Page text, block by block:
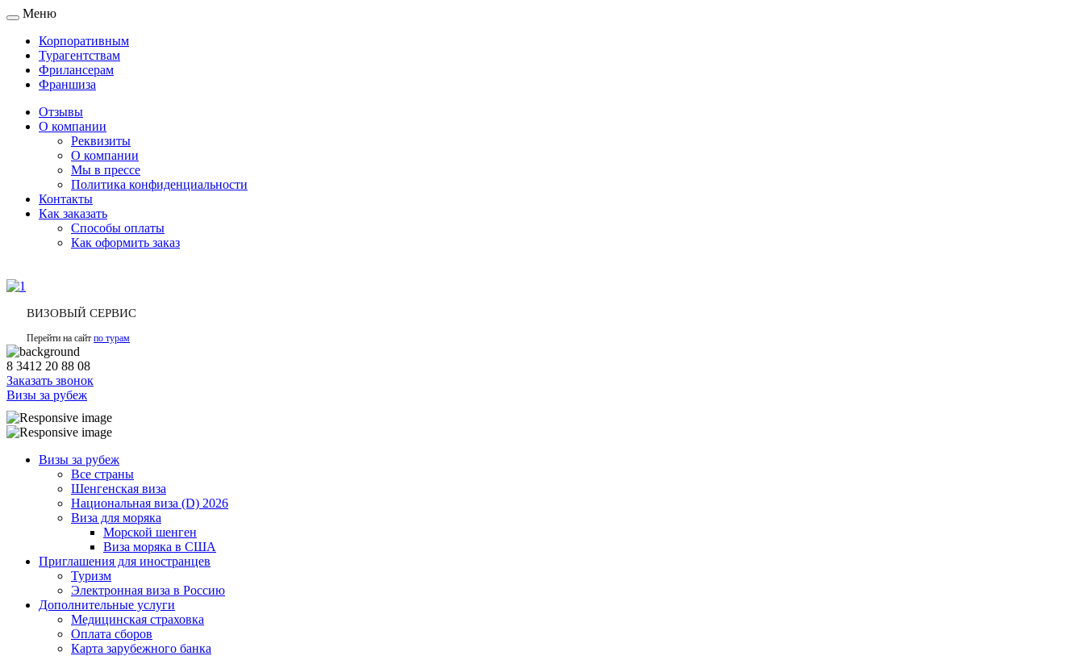
Toggle
navigation
Меню
Корпоративным
Турагентствам
Фрилансерам
Франшиза
Отзывы
О компании
Реквизиты
О компании
Мы в прессе
Политика конфиденциальности
Контакты
Как заказать
Способы оплаты
Как оформить заказ
ВИЗОВЫЙ СЕРВИС
Перейти на сайт по турам
8 3412 20 88 08
Заказать звонок
Визы за рубеж
Визы за рубеж
Все страны
Шенгенская виза
Национальная виза (D) 2026
Виза для моряка
Морской шенген
Виза моряка в США
Приглашения для иностранцев
Туризм
Электронная виза в Россию
Дополнительные услуги
Медицинская страховка
Оплата сборов
Карта зарубежного банка